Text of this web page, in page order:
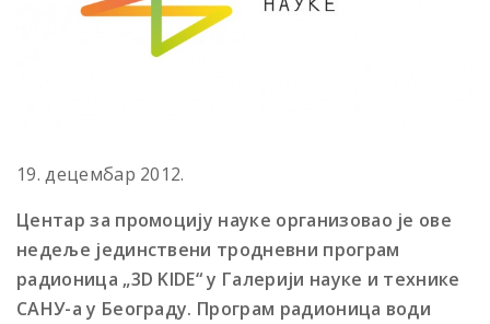
19. децембар 2012.
Центар за промоцију науке организовао је ове
недеље јединствени тродневни програм
радионица „3D KIDE“ у Галерији науке и технике
САНУ-а у Београду. Програм радионица води